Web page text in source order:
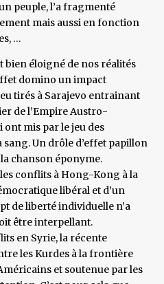
peuple, l’a fragmenté
mais aussi en fonction
…
bien éloigné de nos réalités
domino un impact
tirés à Sarajevo entrainant
de l’Empire Austro-
mis par le jeu des
sang. Un drôle d’effet papillon
chanson éponyme.
conflits à Hong-Kong à la
libéral et d’un
de liberté individuelle n’a
être interpellant.
en Syrie, la récente
les Kurdes à la frontière
et soutenue par les